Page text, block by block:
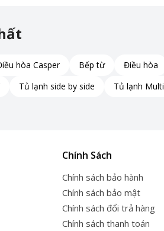
hòa Casper Bếp từ Điều hòa
Tủ lạnh side by side Tủ lạnh
Chính Sách
Chính sách bảo hành
Chính sách bảo mật
Chính sách đổi trả hàng
Chính sách thanh toán